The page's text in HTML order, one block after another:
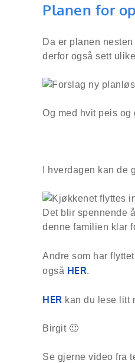
Planen for
Da er planen
derfor også sett
Og med hvit peis
I hverdagen kan
Det blir spennende
denne familien klar
Andre som har
også HER.
HER kan du lese litt
Birgit 🙂
Se gjerne video fra